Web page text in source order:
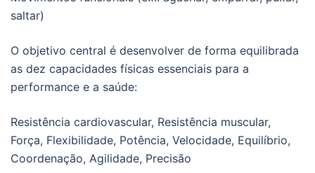
saltar)
O objetivo central é desenvolver de forma equilibrada
as dez capacidades físicas essenciais para a
performance e a saúde:
Resistência cardiovascular, Resistência muscular,
Força, Flexibilidade, Potência, Velocidade, Equilíbrio,
Coordenação, Agilidade, Precisão